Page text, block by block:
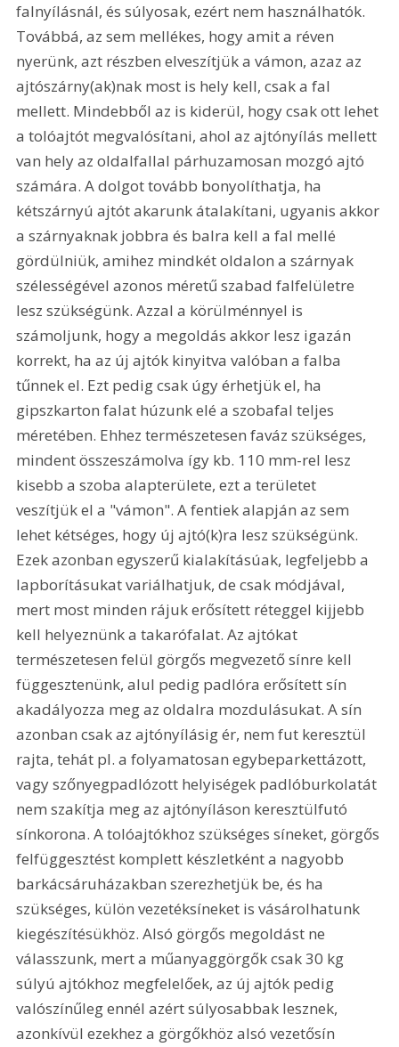
falnyílásnál, és súlyosak, ezért nem használhatók.
Továbbá, az sem mellékes, hogy amit a réven
nyerünk, azt részben elveszítjük a vámon, azaz az
ajtószárny(ak)nak most is hely kell, csak a fal
mellett. Mindebből az is kiderül, hogy csak ott lehet
a tolóajtót megvalósítani, ahol az ajtónyílás mellett
van hely az oldalfallal párhuzamosan mozgó ajtó
számára. A dolgot tovább bonyolíthatja, ha
kétszárnyú ajtót akarunk átalakítani, ugyanis akkor
a szárnyaknak jobbra és balra kell a fal mellé
gördülniük, amihez mindkét oldalon a szárnyak
szélességével azonos méretű szabad falfelületre
lesz szükségünk. Azzal a körülménnyel is
számoljunk, hogy a megoldás akkor lesz igazán
korrekt, ha az új ajtók kinyitva valóban a falba
tűnnek el. Ezt pedig csak úgy érhetjük el, ha
gipszkarton falat húzunk elé a szobafal teljes
méretében. Ehhez természetesen faváz szükséges,
mindent összeszámolva így kb. 110 mm-rel lesz
kisebb a szoba alapterülete, ezt a területet
veszítjük el a "vámon". A fentiek alapján az sem
lehet kétséges, hogy új ajtó(k)ra lesz szükségünk.
Ezek azonban egyszerű kialakításúak, legfeljebb a
lapborításukat variálhatjuk, de csak módjával,
mert most minden rájuk erősített réteggel kijjebb
kell helyeznünk a takarófalat. Az ajtókat
természetesen felül görgős megvezető sínre kell
függesztenünk, alul pedig padlóra erősített sín
akadályozza meg az oldalra mozdulásukat. A sín
azonban csak az ajtónyílásig ér, nem fut keresztül
rajta, tehát pl. a folyamatosan egybeparkettázott,
vagy szőnyegpadlózott helyiségek padlóburkolatát
nem szakítja meg az ajtónyíláson keresztülfutó
sínkorona. A tolóajtókhoz szükséges síneket, görgős
felfüggesztést komplett készletként a nagyobb
barkácsáruházakban szerezhetjük be, és ha
szükséges, külön vezetéksíneket is vásárolhatunk
kiegészítésükhöz. Alsó görgős megoldást ne
válasszunk, mert a műanyaggörgők csak 30 kg
súlyú ajtókhoz megfelelőek, az új ajtók pedig
valószínűleg ennél azért súlyosabbak lesznek,
azonkívül ezekhez a görgőkhöz alsó vezetősín